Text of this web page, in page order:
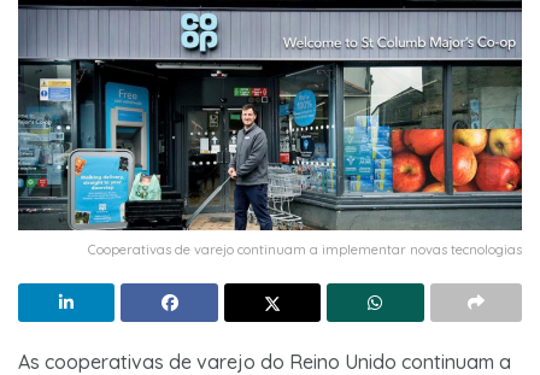
Cooperativas de varejo continuam a implementar novas tecnologias
As cooperativas de varejo do Reino Unido continuam a